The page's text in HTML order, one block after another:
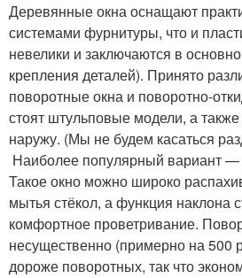
Деревянные окна оснащают
системами фурнитуры, что и
невелики и заключаются в
крепления деталей). Принято
поворотные окна и поворотно-
стоят штульповые модели, а
наружу. (Мы не будем касаться
Наиболее популярный вариант —
Такое окно можно широко
мытья стёкол, а функция наклона
комфортное проветривание.
несущественно (примерно на 500
дороже поворотных, так что